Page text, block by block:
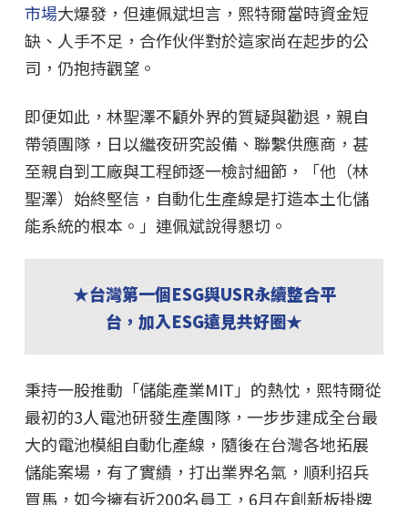
市場大爆發，但連佩斌坦言，熙特爾當時資金短
缺、人手不足，合作伙伴對於這家尚在起步的公
司，仍抱持觀望。
即便如此，林聖澤不顧外界的質疑與勸退，親自
帶領團隊，日以繼夜研究設備、聯繫供應商，甚
至親自到工廠與工程師逐一檢討細節，「他（林
聖澤）始終堅信，自動化生產線是打造本土化儲
能系統的根本。」連佩斌說得懇切。
★台灣第一個ESG與USR永續整合平
台，加入ESG遠見共好圈★
秉持一股推動「儲能產業MIT」的熱忱，熙特爾從
最初的3人電池研發生產團隊，一步步建成全台最
大的電池模組自動化產線，隨後在台灣各地拓展
儲能案場，有了實績，打出業界名氣，順利招兵
買馬，如今擁有近200名員工，6月在創新板掛牌